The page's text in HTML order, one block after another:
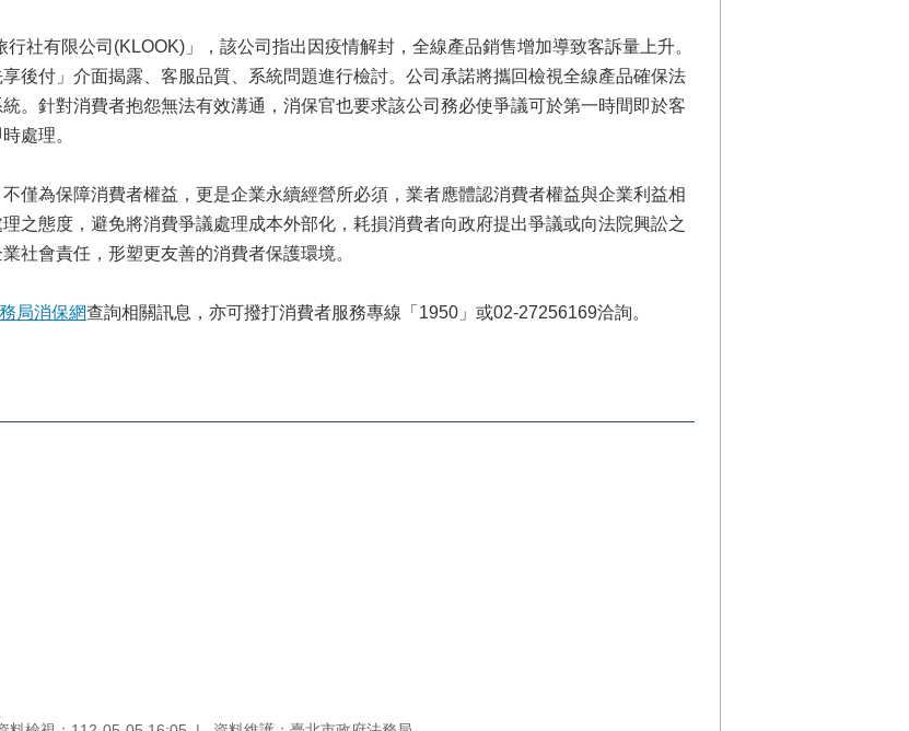
有限公司(KLOOK)」，該公司指出因疫情解封，全線產品銷售增加導致客訴量上升。
後付」介面揭露、客服品質、系統問題進行檢討。公司承諾將攜回檢視全線產品確保法
。針對消費者抱怨無法有效溝通，消保官也要求該公司務必使爭議可於第一時間即於客
處理。
為保障消費者權益，更是企業永續經營所必須，業者應體認消費者權益與企業利益相
之態度，避免將消費爭議處理成本外部化，耗損消費者向政府提出爭議或向法院興訟之
社會責任，形塑更友善的消費者保護環境。
局消保網查詢相關訊息，亦可撥打消費者服務專線「1950」或02-27256169洽詢。